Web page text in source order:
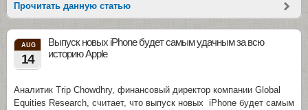
Прочитать данную статью
AUG
14
Выпуск новых iPhone будет самым удачным за всю
историю Apple
Аналитик Trip Chowdhry, финансовый директор компании Global
Equities Research, считает, что выпуск новых iPhone будет самым